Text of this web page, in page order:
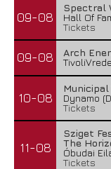
09-08
Spectral
Hall Of
Tickets
09-08
Arch
10-08
Municipal
Dynamo
Tickets
11-08
Sziget
The
Óbudai
Tickets